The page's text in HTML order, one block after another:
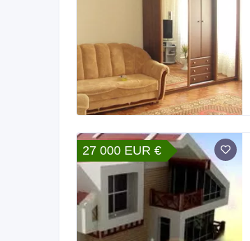
27 000 EUR €